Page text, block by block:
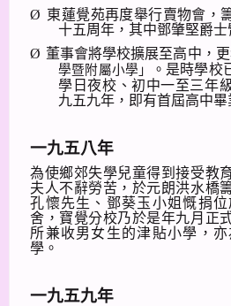
Ø 東蓮覺苑再度舉行賣物會，
十五周年，其中鄧肇堅爵士
Ø 董事會將學校擴展至高中，更
學暨附屬小學」
。是時學校
學日夜校、初中一至三年
九五九年，即有首屆高中畢
一九五八年
為使鄉郊失學兒童得到接受教
夫人不辭勞苦，於元朗洪水橋
孔懷先生、鄧葵玉小姐慨捐
舍，寶覺分校乃於是年九月正
所兼收男女生的津貼小學，
學。
一九五九年